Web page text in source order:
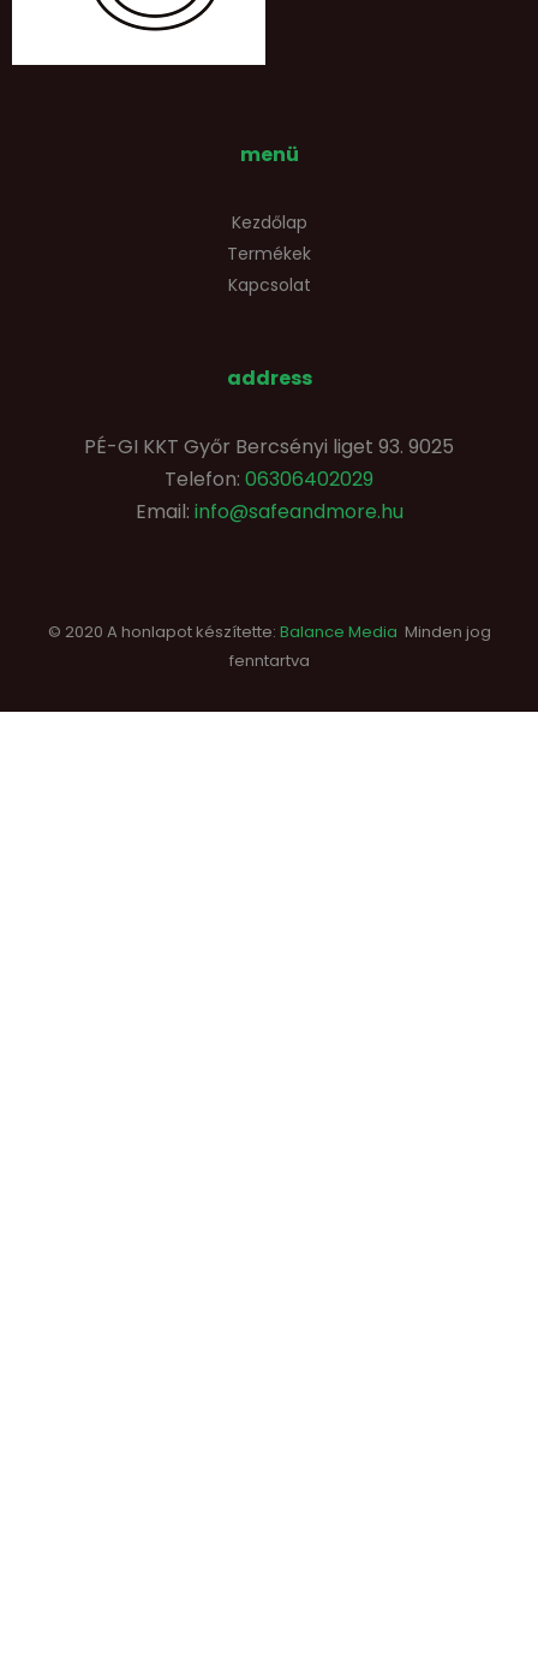
menü
Kezdőlap
Termékek
Kapcsolat
address
PÉ-GI KKT Győr Bercsényi liget 93. 9025
Telefon: 06306402029
Email: info@safeandmore.hu
© 2020 A honlapot készítette: Balance Media Minden jog
fenntartva